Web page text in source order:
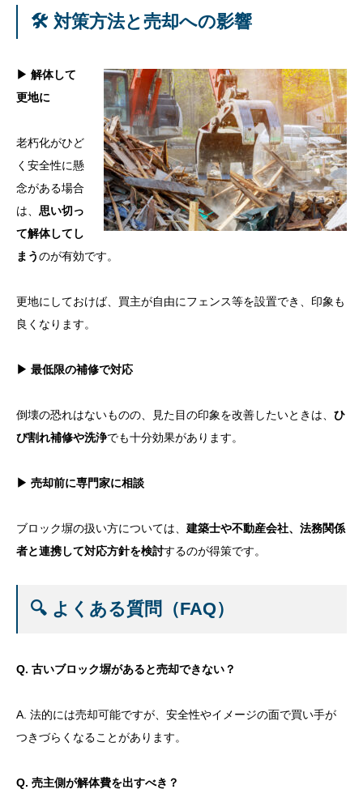
🛠 対策方法と売却への影響
▶ 解体して
更地に
老朽化がひど
く安全性に懸
念がある場合
は、 思い切っ
て解体してし
まうのが有効です。
更地にしておけば、買主が自由にフェンス等を設置でき、印象も
良くなります。
▶ 最低限の補修で対応
倒壊の恐れはないものの、見た目の印象を改善したいときは、 ひ
び割れ補修や洗浄でも十分効果があります。
▶ 売却前に専門家に相談
ブロック塀の扱い方については、 建築士や不動産会社、法務関係
者と連携して対応方針を検討するのが得策です。
🔍 よくある質問（FAQ）
Q. 古いブロック塀があると売却できない？
A. 法的には売却可能ですが、安全性やイメージの面で買い手が
つきづらくなることがあります。
Q. 売主側が解体費を出すべき？